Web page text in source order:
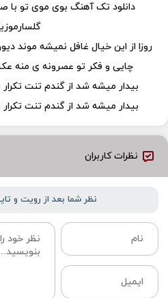
دانلود تک آهنگ بوی موی تو با
روزا از این خیال غافل نمیشه موند
چایی و فکر تو عصرونه ی منه
بیدار میشه شد از گندم تنت
بیدار میشه شد از گندم تنت
نظرات کاربران
نظر شما بعد از رویت و